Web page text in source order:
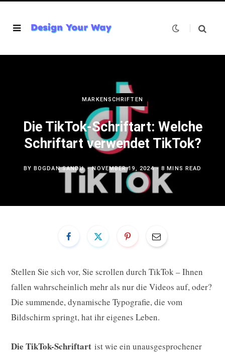
MARKENSCHRIFTEN
Die TikTok-Schriftart: Welche
Schriftart verwendet TikTok?
BYBOGDAN SANDU NOVEMBER 19, 2024 8 MINS READ
Stellen Sie sich vor, Sie scrollen durch TikTok – Ihnen
fallen wahrscheinlich mehr als nur die Videos auf, oder?
Die summende, dynamische Typografie, die vom
Bildschirm springt, hat ihr eigenes Leben.
Die TikTok-Schriftart ist wie ein unausgesprochener